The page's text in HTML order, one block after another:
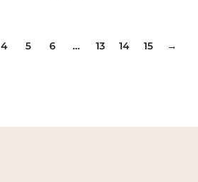
4 5 6 … 13 14 15 →